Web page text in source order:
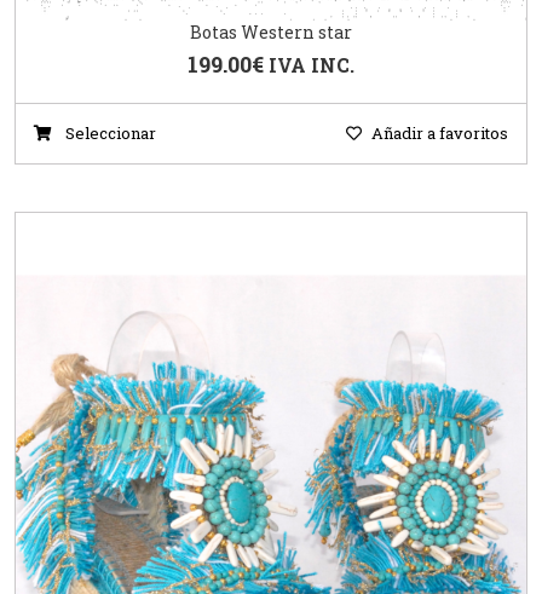
Botas Western star
199.00€ IVA INC.
Seleccionar Añadir a favoritos